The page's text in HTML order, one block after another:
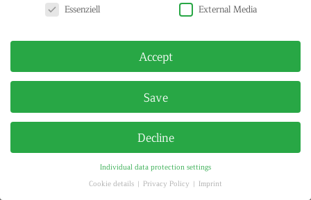
Essenziell
External Media
Accept
Save
Decline
Individual data protection settings
Cookie details
Privacy Policy Imprint